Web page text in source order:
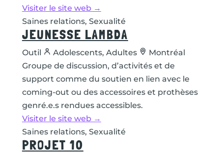
Visiter le site web →
Saines relations, Sexualité
JEUNESSE LAMBDA
Outil Adolescents, Adultes
Montréal
Groupe de discussion, d’activités et de
support comme du soutien en lien avec le
coming-out ou des accessoires et prothèses
genré.e.s rendues accessibles.
Visiter le site web →
Saines relations, Sexualité
PROJET 10